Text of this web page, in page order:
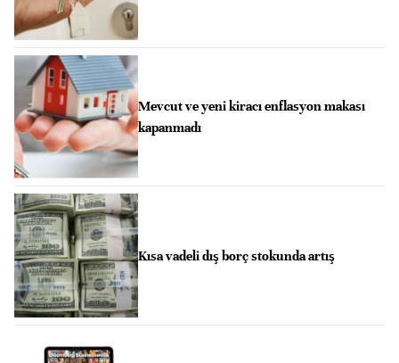
Mevcut ve yeni kiracı enflasyon makası
kapanmadı
Kısa vadeli dış borç stokunda artış